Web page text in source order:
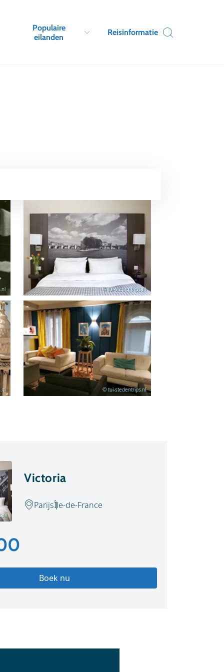
Populaire
eilanden
Reisinformatie
© tui-stedentrips.nl
© tui-stedentrips.nl
Victoria
ParijsÎle-de-France
Boek nu